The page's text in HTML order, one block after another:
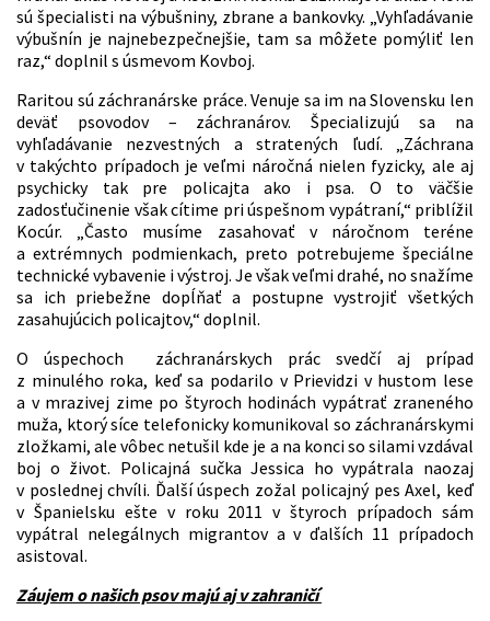
sú špecialisti na výbušniny, zbrane a bankovky. „Vyhľadávanie
výbušnín je najnebezpečnejšie, tam sa môžete pomýliť len
raz,“ doplnil s úsmevom Kovboj.
Raritou sú záchranárske práce. Venuje sa im na Slovensku len
deväť psovodov – záchranárov. Špecializujú sa na
vyhľadávanie nezvestných a stratených ľudí. „Záchrana
v takýchto prípadoch je veľmi náročná nielen fyzicky, ale aj
psychicky tak pre policajta ako i psa. O to väčšie
zadosťučinenie však cítime pri úspešnom vypátraní,“ priblížil
Kocúr. „Často musíme zasahovať v náročnom teréne
a extrémnych podmienkach, preto potrebujeme špeciálne
technické vybavenie i výstroj. Je však veľmi drahé, no snažíme
sa ich priebežne dopĺňať a postupne vystrojiť všetkých
zasahujúcich policajtov,“ doplnil.
O úspechoch záchranárskych prác svedčí aj prípad
z minulého roka, keď sa podarilo v Prievidzi v hustom lese
a v mrazivej zime po štyroch hodinách vypátrať zraneného
muža, ktorý síce telefonicky komunikoval so záchranárskymi
zložkami, ale vôbec netušil kde je a na konci so silami vzdával
boj o život. Policajná sučka Jessica ho vypátrala naozaj
v poslednej chvíli. Ďalší úspech zožal policajný pes Axel, keď
v Španielsku ešte v roku 2011 v štyroch prípadoch sám
vypátral nelegálnych migrantov a v ďalších 11 prípadoch
asistoval.
Záujem o našich psov majú aj v zahraničí